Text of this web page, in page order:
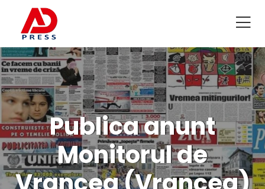
Publica anunt
Monitorul de